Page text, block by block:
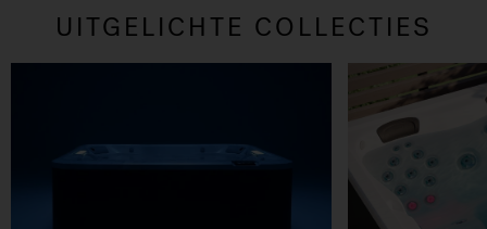
UITGELICHTE COLLECTIES